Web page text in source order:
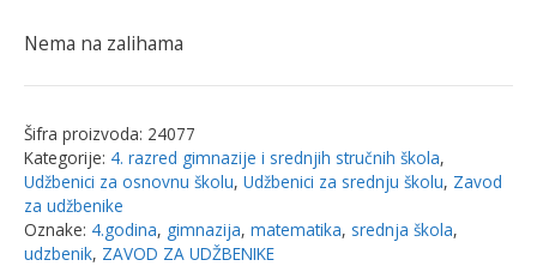
Nema na zalihama
Šifra proizvoda: 24077
Kategorije: 4. razred gimnazije i srednjih stručnih škola,
Udžbenici za osnovnu školu, Udžbenici za srednju školu, Zavod
za udžbenike
Oznake: 4.godina, gimnazija, matematika, srednja škola,
udzbenik, ZAVOD ZA UDŽBENIKE